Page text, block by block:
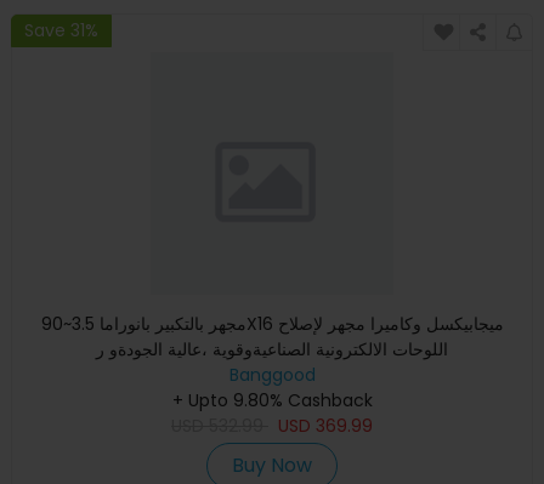
Save 31%
مجهر بالتكبير بانوراما 3.5~90X16 ميجابيكسل وكاميرا مجهر لإصلاح
اللوحات الالكترونية الصناعيةوقوية ،عالية الجودةو ر
Banggood
+ Upto 9.80% Cashback
USD 369.99
Buy Now